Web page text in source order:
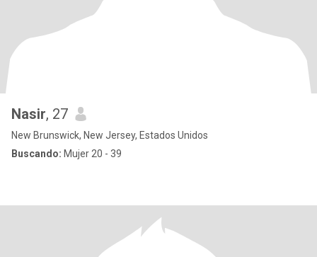
Nasir, 27
New Brunswick, New Jersey, Estados Unidos
Buscando: Mujer 20 - 39